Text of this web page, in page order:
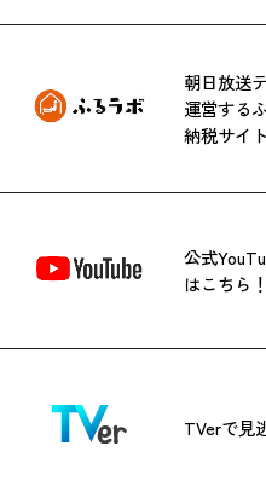
朝日放送
運営する
納税サイト
公式
はこちら！
TVerで見